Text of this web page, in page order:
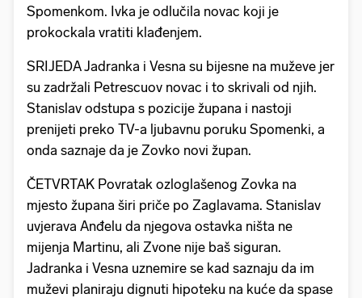
Spomenkom. Ivka je odlučila novac koji je
prokockala vratiti klađenjem.
SRIJEDA Jadranka i Vesna su bijesne na muževe jer
su zadržali Petrescuov novac i to skrivali od njih.
Stanislav odstupa s pozicije župana i nastoji
prenijeti preko TV-a ljubavnu poruku Spomenki, a
onda saznaje da je Zovko novi župan.
ČETVRTAK Povratak ozloglašenog Zovka na
mjesto župana širi priče po Zaglavama. Stanislav
uvjerava Anđelu da njegova ostavka ništa ne
mijenja Martinu, ali Zvone nije baš siguran.
Jadranka i Vesna uznemire se kad saznaju da im
muževi planiraju dignuti hipoteku na kuće da spase